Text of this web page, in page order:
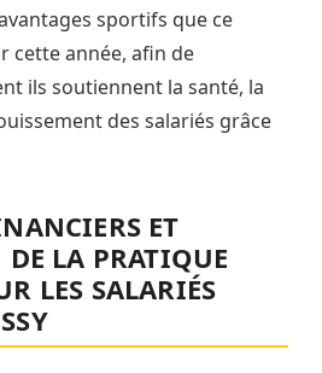
sportifs que ce
cette année, afin de
ils soutiennent la santé, la
des salariés grâce
ET
LA PRATIQUE
LES SALARIÉS